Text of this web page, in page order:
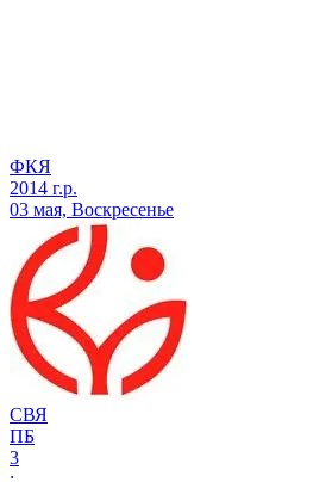
ФКЯ
2014 г.р.
03 мая, Воскресенье
СВЯ
ПБ
3